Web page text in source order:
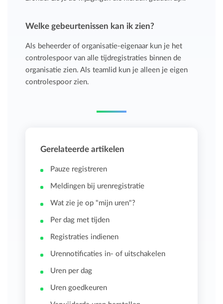
Welke gebeurtenissen kan ik zien?
Als beheerder of organisatie-eigenaar kun je het
controlespoor van alle tijdregistraties binnen de
organisatie zien. Als teamlid kun je alleen je eigen
controlespoor zien.
Gerelateerde artikelen
Pauze registreren
Meldingen bij urenregistratie
Wat zie je op "mijn uren"?
Per dag met tijden
Registraties indienen
Urennotificaties in- of uitschakelen
Uren per dag
Uren goedkeuren